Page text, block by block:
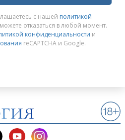
с нашей политикой
отказаться в любой момент.
конфиденциальности и
reCAPTCHA и Google.